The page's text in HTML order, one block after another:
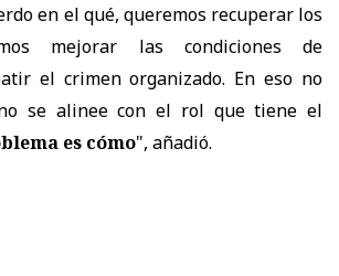
en el qué, queremos recuperar los
mejorar las condiciones de
el crimen organizado. En eso no
se alinee con el rol que tiene el
es cómo", añadió.